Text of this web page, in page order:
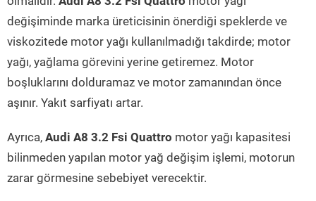
değişiminde marka üreticisinin önerdiği speklerde ve
viskozitede motor yağı kullanılmadığı takdirde; motor
yağı, yağlama görevini yerine getiremez. Motor
boşluklarını dolduramaz ve motor zamanından önce
aşınır. Yakıt sarfiyatı artar.
Ayrıca, Audi A8 3.2 Fsi Quattro motor yağı kapasitesi
bilinmeden yapılan motor yağ değişim işlemi, motorun
zarar görmesine sebebiyet verecektir.